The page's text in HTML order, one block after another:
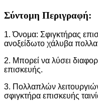
Σύντομη Περιγραφή:
1. Όνομα: Σφιγκτήρας
ανοξείδωτο χάλυβα
2. Μπορεί να λύσει
επισκευής.
3. Πολλαπλών
σφιγκτήρα επισκευής